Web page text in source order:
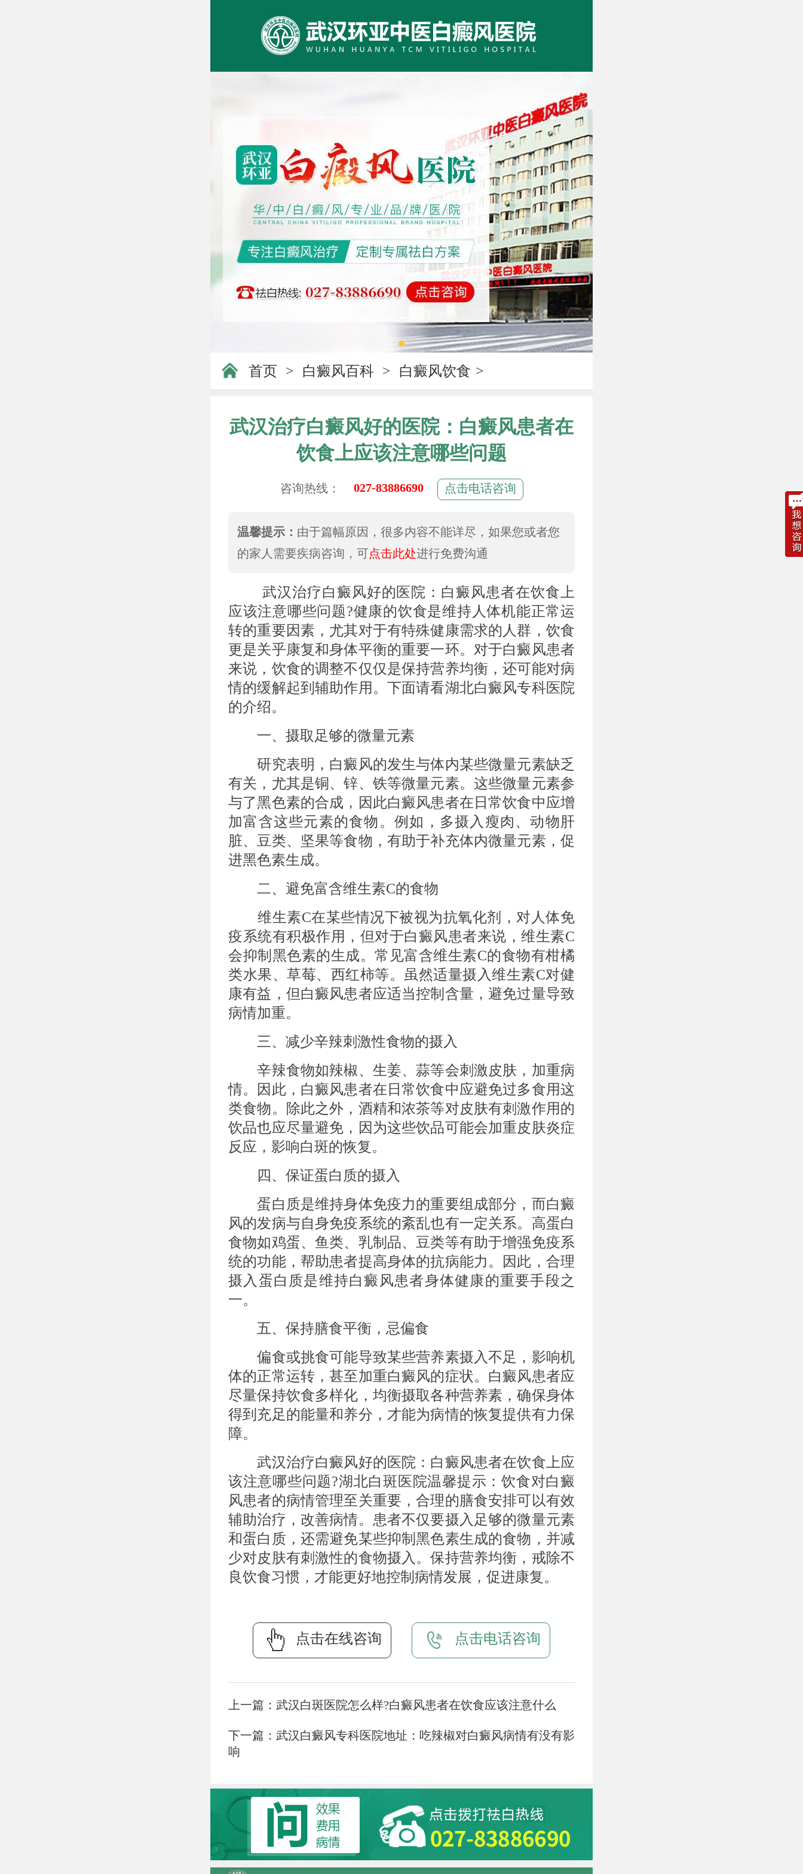
首页 > 白癜风百科 > 白癜风饮食 >
武汉治疗白癜风好的医院：白癜风患者在
饮食上应该注意哪些问题
咨询热线： 027-83886690 点击电话咨询
温馨提示： 由于篇幅原因，很多内容不能详尽，如果您或者您
的家人需要疾病咨询，可点击此处进行免费沟通
武汉治疗白癜风好的医院：白癜风患者在饮食上
应该注意哪些问题?健康的饮食是维持人体机能正常运
转的重要因素，尤其对于有特殊健康需求的人群，饮食
更是关乎康复和身体平衡的重要一环。对于白癜风患者
来说，饮食的调整不仅仅是保持营养均衡，还可能对病
情的缓解起到辅助作用。下面请看湖北白癜风专科医院
的介绍。
一、摄取足够的微量元素
研究表明，白癜风的发生与体内某些微量元素缺乏
有关，尤其是铜、锌、铁等微量元素。这些微量元素参
与了黑色素的合成，因此白癜风患者在日常饮食中应增
加富含这些元素的食物。例如，多摄入瘦肉、动物肝
脏、豆类、坚果等食物，有助于补充体内微量元素，促
进黑色素生成。
二、避免富含维生素C的食物
维生素C在某些情况下被视为抗氧化剂，对人体免
疫系统有积极作用，但对于白癜风患者来说，维生素C
会抑制黑色素的生成。常见富含维生素C的食物有柑橘
类水果、草莓、西红柿等。虽然适量摄入维生素C对健
康有益，但白癜风患者应适当控制含量，避免过量导致
病情加重。
三、减少辛辣刺激性食物的摄入
辛辣食物如辣椒、生姜、蒜等会刺激皮肤，加重病
情。因此，白癜风患者在日常饮食中应避免过多食用这
类食物。除此之外，酒精和浓茶等对皮肤有刺激作用的
饮品也应尽量避免，因为这些饮品可能会加重皮肤炎症
反应，影响白斑的恢复。
四、保证蛋白质的摄入
蛋白质是维持身体免疫力的重要组成部分，而白癜
风的发病与自身免疫系统的紊乱也有一定关系。高蛋白
食物如鸡蛋、鱼类、乳制品、豆类等有助于增强免疫系
统的功能，帮助患者提高身体的抗病能力。因此，合理
摄入蛋白质是维持白癜风患者身体健康的重要手段之
一。
五、保持膳食平衡，忌偏食
偏食或挑食可能导致某些营养素摄入不足，影响机
体的正常运转，甚至加重白癜风的症状。白癜风患者应
尽量保持饮食多样化，均衡摄取各种营养素，确保身体
得到充足的能量和养分，才能为病情的恢复提供有力保
障。
武汉治疗白癜风好的医院：白癜风患者在饮食上应
该注意哪些问题?湖北白斑医院温馨提示：饮食对白癜
风患者的病情管理至关重要，合理的膳食安排可以有效
辅助治疗，改善病情。患者不仅要摄入足够的微量元素
和蛋白质，还需避免某些抑制黑色素生成的食物，并减
少对皮肤有刺激性的食物摄入。保持营养均衡，戒除不
良饮食习惯，才能更好地控制病情发展，促进康复。
点击在线咨询 点击电话咨询
上一篇： 武汉白斑医院怎么样?白癜风患者在饮食应该注意什么
下一篇： 武汉白癜风专科医院地址：吃辣椒对白癜风病情有没有影
响